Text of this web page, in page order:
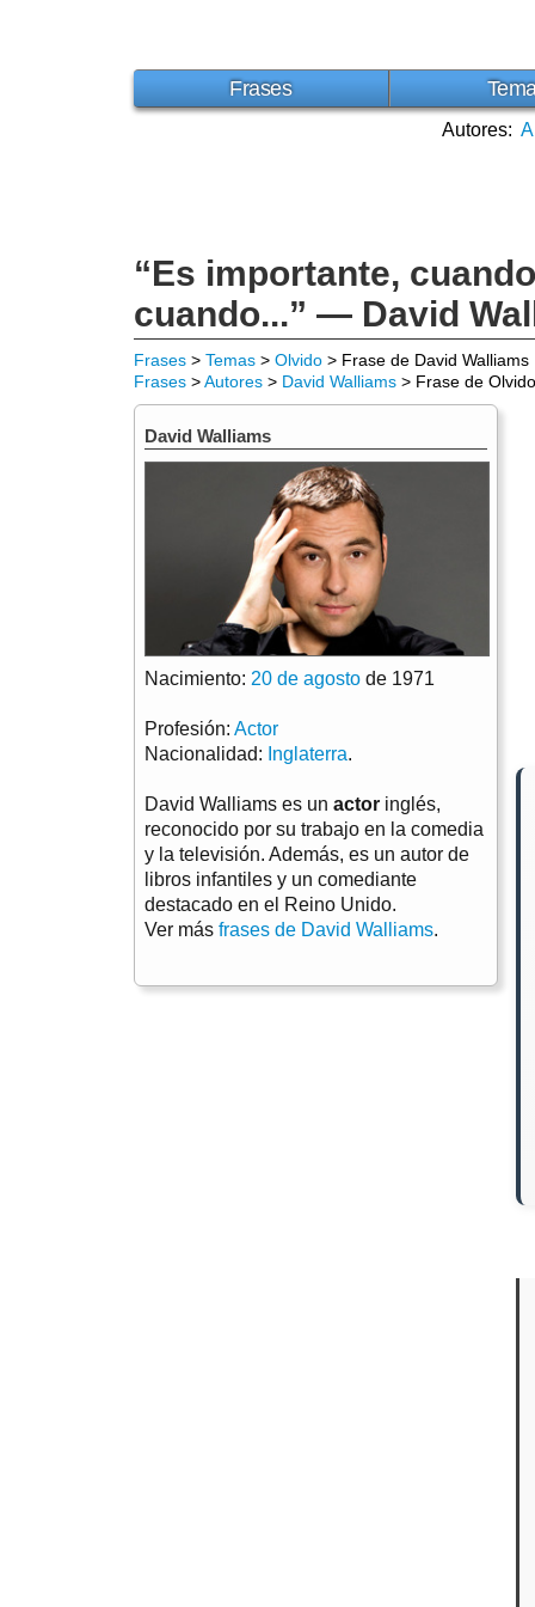
Frases
Autores: A
“Es importante,
cuando...” — David
Frases > Temas > Olvido > Frase de David Walliams
Frases >Autores > David Walliams > Frase de Olvido
David Walliams
Nacimiento: 20 de agosto de 1971
Profesión: Actor
Nacionalidad: Inglaterra.
David Walliams es un actor inglés,
reconocido por su trabajo en la comedia
y la televisión. Además, es un autor de
libros infantiles y un comediante
destacado en el Reino Unido.
Ver más frases de David Walliams.